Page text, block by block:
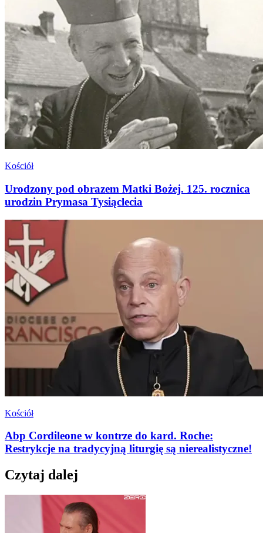
Kościół
Urodzony pod obrazem Matki Bożej. 125. rocznica
urodzin Prymasa Tysiąclecia
Kościół
Abp Cordileone w kontrze do kard. Roche:
Restrykcje na tradycyjną liturgię są nierealistyczne!
Czytaj dalej